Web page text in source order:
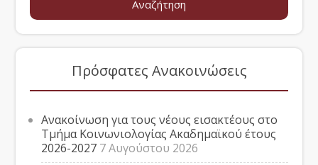
Πρόσφατες Ανακοινώσεις
Ανακοίνωση για τους νέους εισακτέους στο
Τμήμα Κοινωνιολογίας Ακαδημαϊκού έτους
2026-2027 7 Αυγούστου 2026